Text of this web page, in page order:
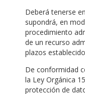
Deberá tenerse
supondrá, en
procedimiento
de un recurso
plazos
De conformidad
la Ley Orgánica
protección de